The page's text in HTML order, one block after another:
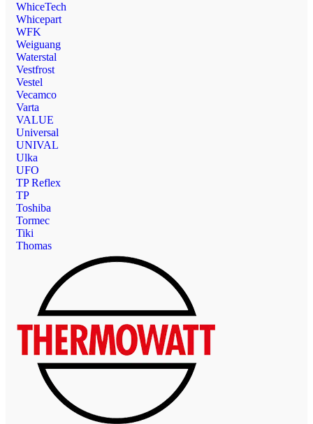
WhiceTech
Whicepart
WFK
Weiguang
Waterstal
Vestfrost
Vestel
Vecamco
Varta
VALUE
Universal
UNIVAL
Ulka
UFO
TP Reflex
TP
Toshiba
Tormec
Tiki
Thomas